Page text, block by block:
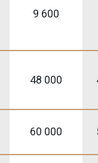
9 600
48 000
60 000